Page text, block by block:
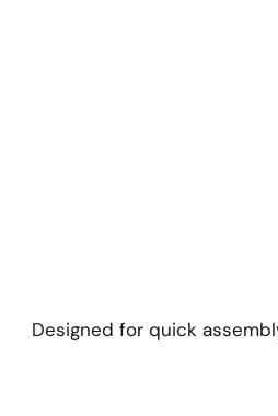
Designed for quick